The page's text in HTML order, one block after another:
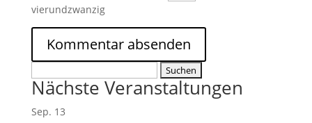
vierundzwanzig
nach:
Nächste Veranstaltungen
Sep. 13